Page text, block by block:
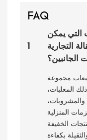
FAQ
1
التي يمكن
التجارية
الجانبين؟
مجموعة
المعلبات،
والمشروبات،
المنزلية
الخفيفة